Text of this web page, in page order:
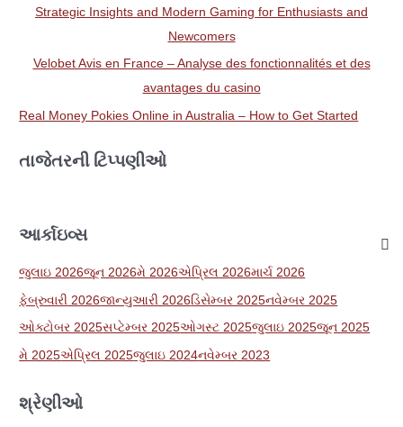
Strategic Insights and Modern Gaming for Enthusiasts and
Newcomers
Velobet Avis en France – Analyse des fonctionnalités et des
avantages du casino
Real Money Pokies Online in Australia – How to Get Started
તાજેતરની ટિપ્પણીઓ
આર્કાઇવ્સ
જુલાઇ 2026જૂન 2026મે 2026એપ્રિલ 2026માર્ચ 2026
ફેબ્રુવારી 2026જાન્યુઆરી 2026ડિસેમ્બર 2025નવેમ્બર 2025
ઓક્ટોબર 2025સપ્ટેમ્બર 2025ઓગસ્ટ 2025જુલાઇ 2025જૂન 2025
મે 2025એપ્રિલ 2025જુલાઇ 2024નવેમ્બર 2023
શ્રેણીઓ